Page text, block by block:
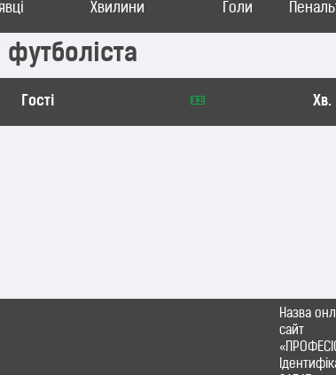
Хвилини Голи
футболіста
Гості Хв.
Назва
сайт